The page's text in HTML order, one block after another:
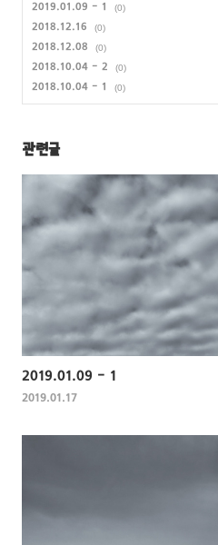
2019.01.09 - 1 (0)
2018.12.16 (0)
2018.12.08 (0)
2018.10.04 - 2 (0)
2018.10.04 - 1 (0)
관련글
2019.01.09 - 1
2019.01.17